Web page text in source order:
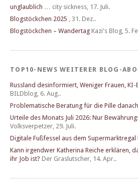
unglaublich …
city sickness 17. Juli.
Blogstöckchen 2025
31. Dez..
Blogstöckchen – Wandertag Kazi's Blog 5.
TOP10-NEWS WEITERER BLOG-
Russland desinformiert, Weniger Frauen,
BILDblog 6. Aug..
Problematische Beratung für die Pille danach
Urteile des Monats Juli 2026: Nur
Volksverpetzer 29. Juli.
Digitale Fußfessel aus dem Supermarktregal
Kann irgendwer Katherina Reiche erklären,
ihr Job ist? Der Graslutscher 14. Apr..